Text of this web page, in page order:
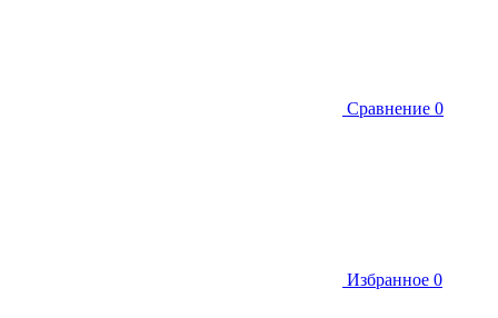
Сравнение 0
Избранное 0